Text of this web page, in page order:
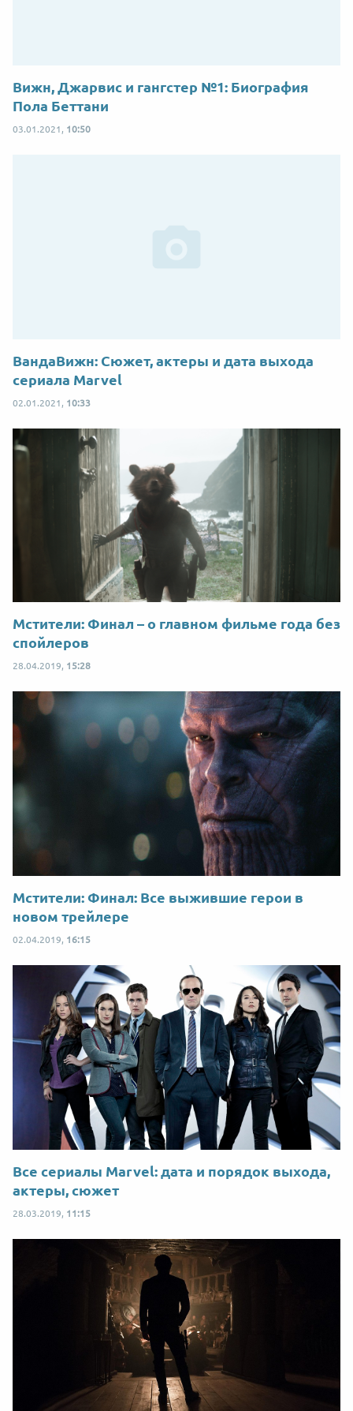
Вижн, Джарвис и гангстер №1: Биография
Пола Беттани
03.01.2021, 10:50
ВандаВижн: Сюжет, актеры и дата выхода
сериала Marvel
02.01.2021, 10:33
Мстители: Финал – о главном фильме года без
спойлеров
28.04.2019, 15:28
Мстители: Финал: Все выжившие герои в
новом трейлере
02.04.2019, 16:15
Все сериалы Marvel: дата и порядок выхода,
актеры, сюжет
28.03.2019, 11:15